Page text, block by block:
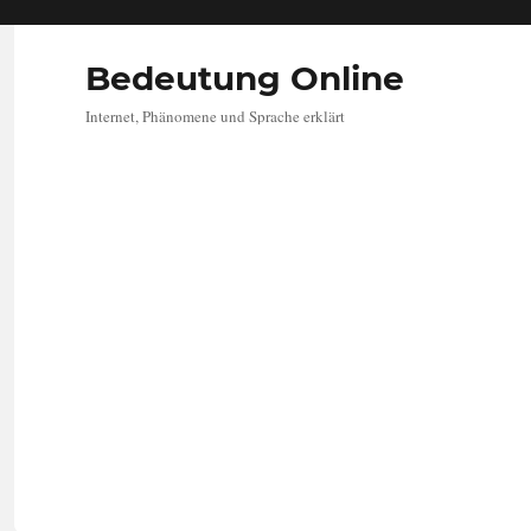
Bedeutung Online
Internet, Phänomene und Sprache erklärt